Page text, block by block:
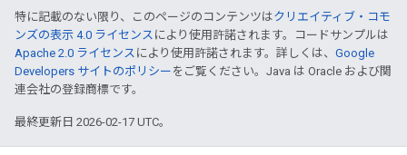
特に記載のない限り、このページのコンテンツはクリエイティブ・コモ
ンズの表示 4.0 ライセンス により使用許諾されます。コードサンプルは
Apache 2.0 ライセンス により使用許諾されます。詳しくは、 Google
Developers サイトのポリシー をご覧ください。Java は Oracle および関
連会社の登録商標です。
最終更新日 2026-02-17 UTC。